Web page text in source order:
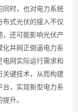
同时，也对电力系统
布式光伏的接入不仅
，还可能影响光伏产
化并网正倒逼电力系
网实际运行需求和
关键技术，从而构建
台，实现新型电力系
升。